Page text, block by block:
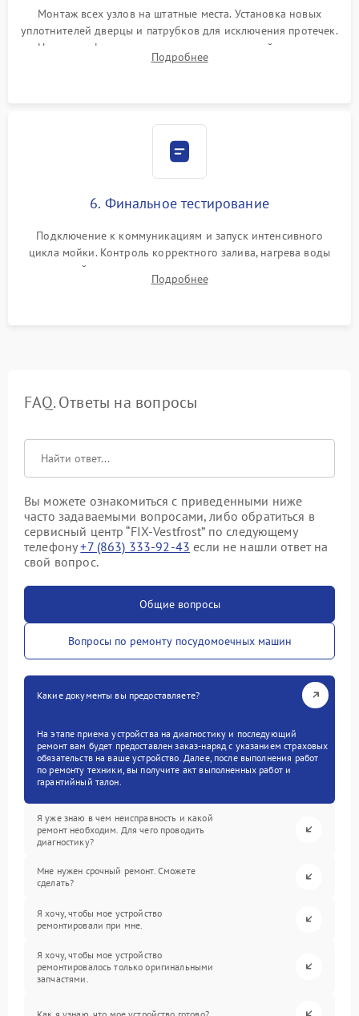
Монтаж всех узлов на штатные места. Установка новых
уплотнителей дверцы и патрубков для исключения протечек.
Надежная фиксация хомутов гидравлической системы,
сборка корпуса и установка датчика поплавка.
Подробнее
6. Финальное тестирование
Подключение к коммуникациям и запуск интенсивного
цикла мойки. Контроль корректного залива, нагрева воды
до нужной температуры, отсутствия посторонних шумов,
штатного слива и абсолютной сухости в поддоне.
Подробнее
FAQ. Ответы на вопросы
Вы можете ознакомиться с приведенными ниже
часто задаваемыми вопросами, либо обратиться в
сервисный центр “FIX-Vestfrost” по следующему
телефону+7 (863) 333-92-43 если не нашли ответ на
свой вопрос.
Общие вопросы
Вопросы по ремонту посудомоечных машин
Какие документы вы предоставляете?
На этапе приема устройства на диагностику и последующий
ремонт вам будет предоставлен заказ-наряд с указанием страховых
обязательств на ваше устройство. Далее, после выполнения работ
по ремонту техники, вы получите акт выполненных работ и
гарантийный талон.
Я уже знаю в чем неисправность и какой
ремонт необходим. Для чего проводить
диагностику?
Мне нужен срочный ремонт. Сможете
сделать?
Я хочу, чтобы мое устройство
ремонтировали при мне.
Я хочу, чтобы мое устройство
ремонтировалось только оригинальными
запчастями.